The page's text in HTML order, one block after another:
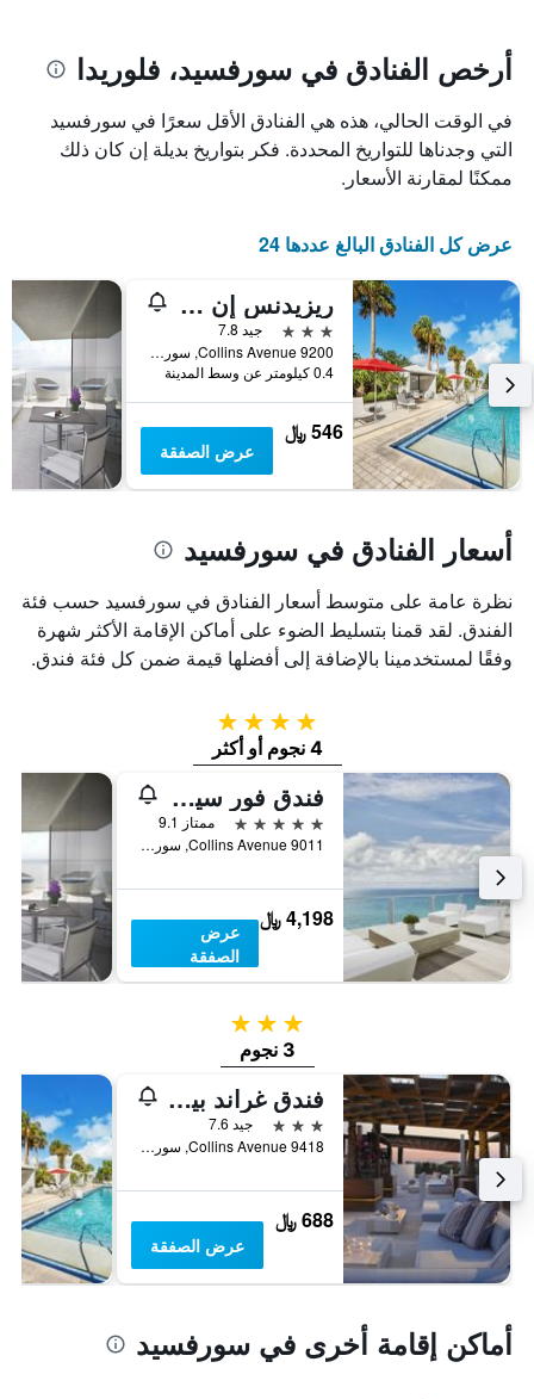
المخطط
1
Y
الذي
يعرض
متوسط
غرفة
في
عطلة
هذا
الأسبوع
خلال
آخر
3
أيام
محور
الذي
يعرض
عدد
الأيام
الإقامة
يتضمن
المخطط
1
محور
Y
الذي
يعرض
متوسط
سعر
غرفة
أرخص الفنادق في سورفسيد، فلوريدا
في الوقت الحالي، هذه هي الفنادق الأقل سعرًا في سورفسيد
التي وجدناها للتواريخ المحددة. فكر بتواريخ بديلة إن كان ذلك
ممكنًا لمقارنة الأسعار.
عرض كل الفنادق البالغ عددها 24
ريزيدنس إن باي ماريوت ميامي بيتش سيرف سايد
3 نجوم
جيد 7.8
9200 Collins Avenue, سورفسيد, FL, الولايات المتحدة الأميريكية
0.4 كيلومتر عن وسط المدينة
546 ﷼
عرض الصفقة
أسعار الفنادق في سورفسيد
نظرة عامة على متوسط أسعار الفنادق في سورفسيد حسب فئة
الفندق. لقد قمنا بتسليط الضوء على أماكن الإقامة الأكثر شهرة
وفقًا لمستخدمينا بالإضافة إلى أفضلها قيمة ضمن كل فئة فندق.
4 نجوم
4 نجوم أو أكثر
فندق فور سيزونز أت ذا سيرف كلوب
5 نجوم
ممتاز 9.1
9011 Collins Avenue, سورفسيد, FL, الولايات المتحدة الأميريكية
4,198 ﷼
عرض
الصفقة
3 نجوم
3 نجوم
فندق غراند بيتش سيرفسايد ويست
3 نجوم
جيد 7.6
9418 Collins Avenue, سورفسيد, FL, الولايات المتحدة الأميريكية
688 ﷼
عرض الصفقة
أماكن إقامة أخرى في سورفسيد